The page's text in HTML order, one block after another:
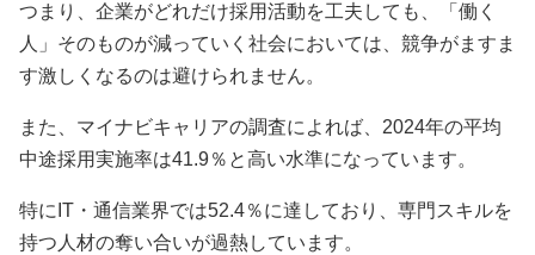
つまり、企業がどれだけ採用活動を工夫しても、「働く
人」そのものが減っていく社会においては、競争がますま
す激しくなるのは避けられません。
また、マイナビキャリアの調査によれば、2024年の平均
中途採用実施率は41.9％と高い水準になっています。
特にIT・通信業界では52.4％に達しており、専門スキルを
持つ人材の奪い合いが過熱しています。